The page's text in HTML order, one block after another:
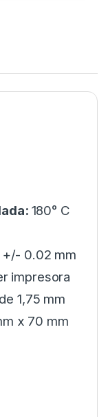
180° C
+/- 0.02 mm
impresora
1,75 mm
x 70 mm